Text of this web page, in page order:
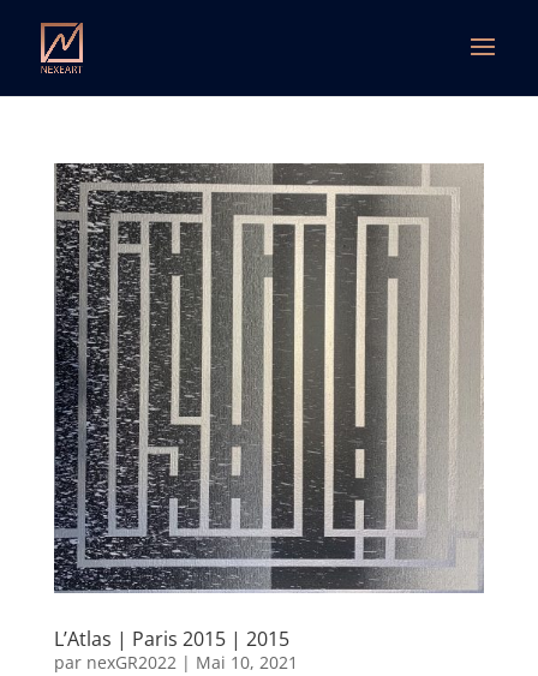
L’Atlas | Paris 2015 | 2015
par nexGR2022| Mai 10, 2021